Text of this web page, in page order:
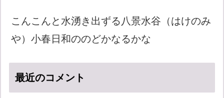
こんこんと水湧き出ずる八景水谷（はけのみ
や）小春日和ののどかなるかな
最近のコメント